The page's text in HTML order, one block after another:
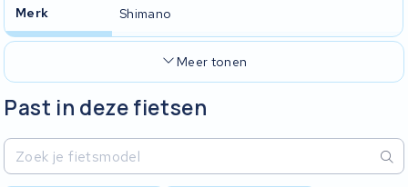
Merk
Shimano
Meer tonen
Past in deze fietsen